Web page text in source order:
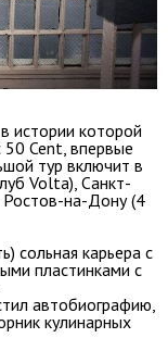
истории которой
Cent, впервые
тур включит в
Volta), Санкт-
Ростов-на-Дону (4
сольная карьера с
пластинками с
автобиографию,
кулинарных